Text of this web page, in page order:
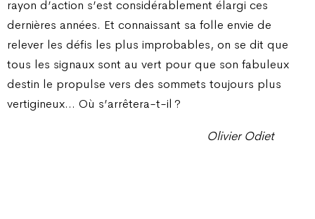
rayon d’action s’est considérablement élargi ces
dernières années. Et connaissant sa folle envie de
relever les défis les plus improbables, on se dit que
tous les signaux sont au vert pour que son fabuleux
destin le propulse vers des sommets toujours plus
vertigineux… Où s’arrêtera-t-il ?
Olivier Odiet